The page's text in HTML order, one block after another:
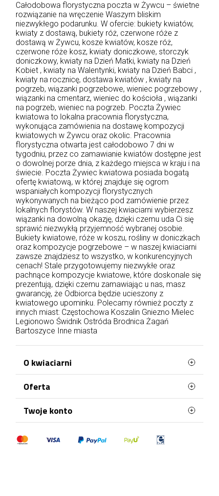
Całodobowa florystyczna poczta w Żywcu – świetne
rozwiązanie na wręczenie Waszym bliskim
niezwykłego podarunku. W ofercie: bukiety kwiatów,
kwiaty z dostawą, bukiety róż, czerwone róże z
dostawą w Żywcu, kosze kwiatów, kosze róż,
czerwone róże kosz, kwiaty doniczkowe, storczyk
doniczkowy, kwiaty na Dzień Matki, kwiaty na Dzień
Kobiet , kwiaty na Walentynki, kwiaty na Dzień Babci ,
kwiaty na rocznicę, dostawa kwiatów , kwiaty na
pogrzeb, wiązanki pogrzebowe, wieniec pogrzebowy ,
wiązanki na cmentarz, wieniec do kościoła , wiązanki
na pogrzeb, wieniec na pogrzeb. Poczta Żywiec
kwiatowa to lokalna pracownia florystyczna,
wykonująca zamówienia na dostawę kompozycji
kwiatowych w Żywcu oraz okolic. Pracownia
florystyczna otwarta jest całodobowo 7 dni w
tygodniu, przez co zamawianie kwiatów dostępne jest
o dowolnej porze dnia, z każdego miejsca w kraju i na
świecie. Poczta Żywiec kwiatowa posiada bogatą
ofertę kwiatową, w której znajduje się ogrom
wspaniałych kompozycji florystycznych
wykonywanych na bieżąco pod zamówienie przez
lokalnych florystów. W naszej kwiaciarni wybierzesz
wiązanki na dowolną okazję, dzięki czemu uda Ci się
sprawić niezwykłą przyjemność wybranej osobie.
Bukiety kwiatowe, róże w koszu, rośliny w doniczkach
oraz kompozycje pogrzebowe – w naszej kwiaciarni
zawsze znajdziesz to wszystko, w konkurencyjnych
cenach! Stale przygotowujemy niezwykłe oraz
pachnące kompozycje kwiatowe, które doskonale się
prezentują, dzięki czemu zamawiając u nas, masz
gwarancję, że Odbiorca będzie ucieszony z
kwiatowego upominku. Polecamy również poczty z
innych miast: Częstochowa Koszalin Gniezno Mielec
Legionowo Świdnik Ostróda Brodnica Żagań
Bartoszyce Inne miasta
O kwiaciarni
Petunias.pl to wyjątkowa poczta z kwiatami,
dzięki której wyślesz przepiękne kwiaty dla bliskiej
zawsze w niskich cenach. Nasi doświadczeni
floryści dbają nawet o najmniejszy szczegół, tak
aby właśnie to Twój bukiet był jedyny w swoim
rodzaju. To co nas wyróżnia to: szybka i
Oferta
Mapa strony
Twoje konto
Zamówienia